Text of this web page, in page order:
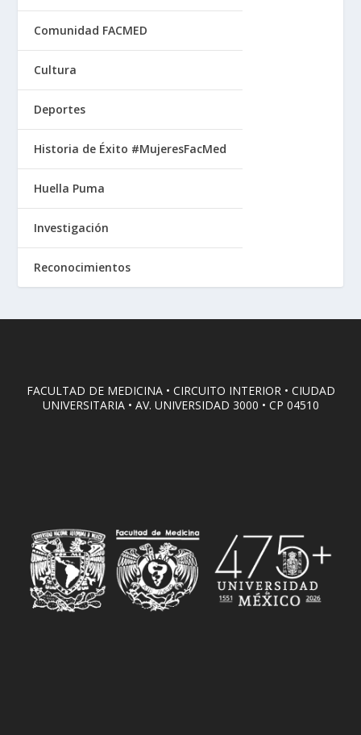
Comunidad FACMED
Cultura
Deportes
Historia de Éxito #MujeresFacMed
Huella Puma
Investigación
Reconocimientos
FACULTAD DE MEDICINA • CIRCUITO INTERIOR • CIUDAD
UNIVERSITARIA • AV. UNIVERSIDAD 3000 • CP 04510